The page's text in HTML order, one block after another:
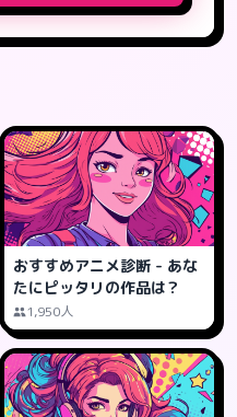
おすすめアニメ診断 - あな
たにピッタリの作品は？
1,950人